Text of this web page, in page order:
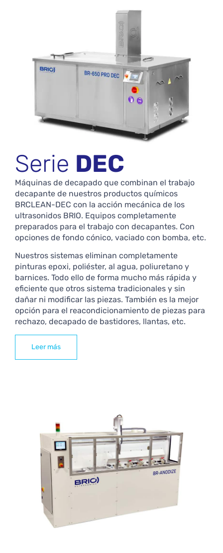
Serie DEC
Máquinas de decapado que combinan el trabajo
decapante de nuestros productos químicos
BRCLEAN-DEC con la acción mecánica de los
ultrasonidos BRIO. Equipos completamente
preparados para el trabajo con decapantes. Con
opciones de fondo cónico, vaciado con bomba, etc.
Nuestros sistemas eliminan completamente
pinturas epoxi, poliéster, al agua, poliuretano y
barnices. Todo ello de forma mucho más rápida y
eficiente que otros sistema tradicionales y sin
dañar ni modificar las piezas. También es la mejor
opción para el reacondicionamiento de piezas para
rechazo, decapado de bastidores, llantas, etc.
Leer más